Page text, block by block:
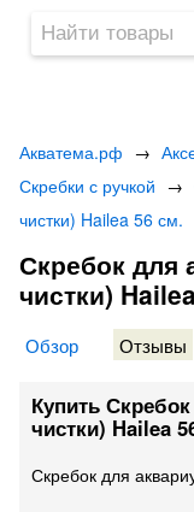
Акватема.рф →
Скребки с ручкой →
чистки) Hailea 56 см.
Скребок для
чистки)
Обзор Отзывы
Купить
чистки) Hailea
Скребок для